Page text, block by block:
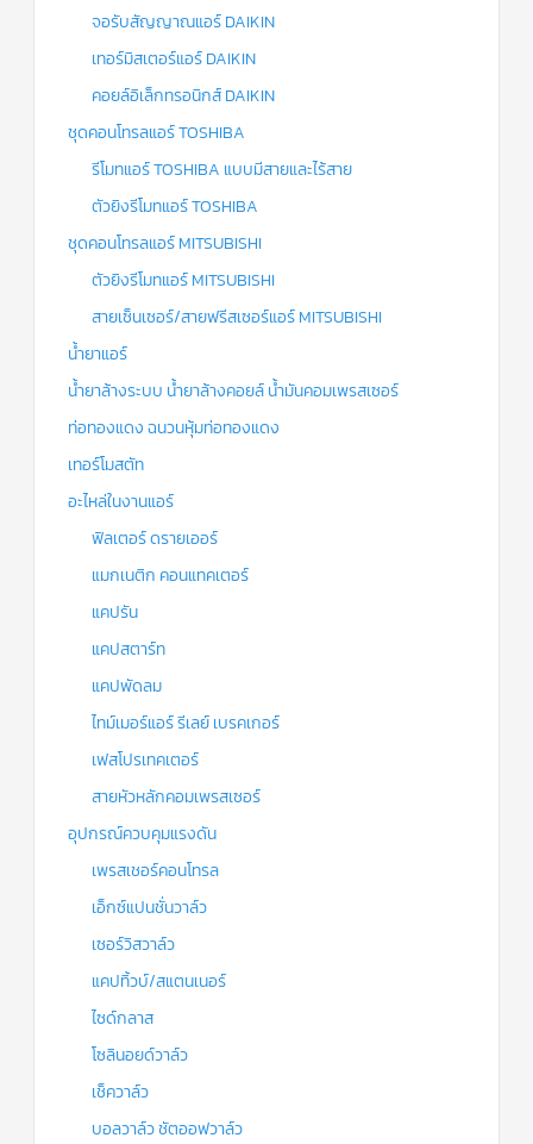
จอรับสัญญาณแอร์ DAIKIN
เทอร์มิสเตอร์แอร์ DAIKIN
คอยล์อิเล็กทรอนิกส์ DAIKIN
ชุดคอนโทรลแอร์ TOSHIBA
รีโมทแอร์ TOSHIBA แบบมีสายและไร้สาย
ตัวยิงรีโมทแอร์ TOSHIBA
ชุดคอนโทรลแอร์ MITSUBISHI
ตัวยิงรีโมทแอร์ MITSUBISHI
สายเซ็นเซอร์/สายฟรีสเซอร์แอร์ MITSUBISHI
น้ำยาแอร์
น้ำยาล้างระบบ น้ำยาล้างคอยล์ น้ำมันคอมเพรสเซอร์
ท่อทองแดง ฉนวนหุ้มท่อทองแดง
เทอร์โมสตัท
อะไหล่ในงานแอร์
ฟิลเตอร์ ดรายเออร์
แมกเนติก คอนแทคเตอร์
แคปรัน
แคปสตาร์ท
แคปพัดลม
ไทม์เมอร์แอร์ รีเลย์ เบรคเกอร์
เฟสโปรเทคเตอร์
สายหัวหลักคอมเพรสเซอร์
อุปกรณ์ควบคุมแรงดัน
เพรสเชอร์คอนโทรล
เอ็กซ์แปนชั่นวาล์ว
เซอร์วิสวาล์ว
แคปทิ้วบ์/สแตนเนอร์
ไซด์กลาส
โซลินอยด์วาล์ว
เช็ควาล์ว
บอลวาล์ว ชัตออฟวาล์ว